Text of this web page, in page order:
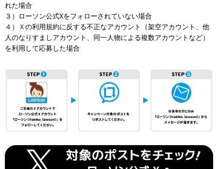
れた場合
３）ローソン公式Xをフォローされていない場合
４）Ｘの利用規約に反する不正なアカウント（架空アカウント、他
人のなりすましアカウント、同一人物による複数アカウントなど）
を利用して応募した場合